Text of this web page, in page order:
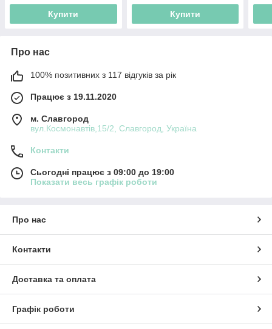
Купити Купити
Про нас
100% позитивних з 117 відгуків за рік
Працює з 19.11.2020
м. Славгород
вул.Космонавтів,15/2, Славгород, Україна
Контакти
Сьогодні працює з 09:00 до 19:00
Показати весь графік роботи
Про нас
Контакти
Доставка та оплата
Графік роботи